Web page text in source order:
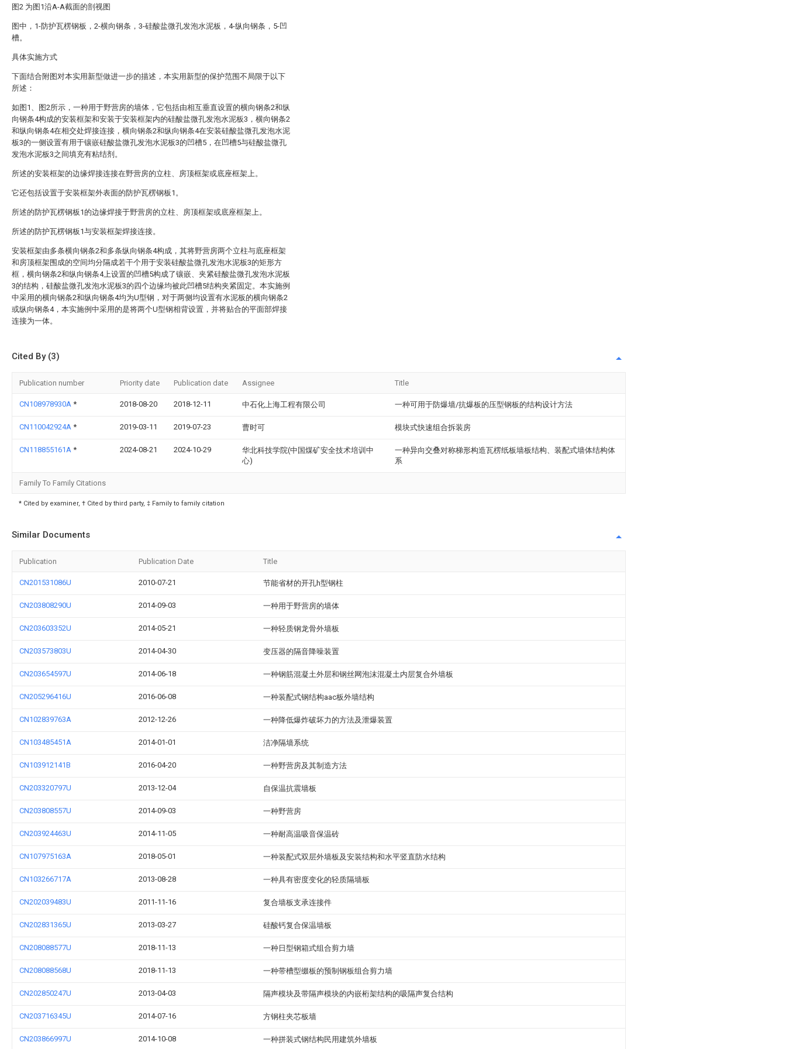
图2 为图1沿A-A截面的剖视图
图中，1-防护瓦楞钢板，2-横向钢条，3-硅酸盐微孔发泡水泥板，4-纵向钢条，5-凹
槽。
具体实施方式
下面结合附图对本实用新型做进一步的描述，本实用新型的保护范围不局限于以下
所述：
如图1、图2所示，一种用于野营房的墙体，它包括由相互垂直设置的横向钢条2和纵
向钢条4构成的安装框架和安装于安装框架内的硅酸盐微孔发泡水泥板3，横向钢条2
和纵向钢条4在相交处焊接连接，横向钢条2和纵向钢条4在安装硅酸盐微孔发泡水泥
板3的一侧设置有用于镶嵌硅酸盐微孔发泡水泥板3的凹槽5，在凹槽5与硅酸盐微孔
发泡水泥板3之间填充有粘结剂。
所述的安装框架的边缘焊接连接在野营房的立柱、房顶框架或底座框架上。
它还包括设置于安装框架外表面的防护瓦楞钢板1。
所述的防护瓦楞钢板1的边缘焊接于野营房的立柱、房顶框架或底座框架上。
所述的防护瓦楞钢板1与安装框架焊接连接。
安装框架由多条横向钢条2和多条纵向钢条4构成，其将野营房两个立柱与底座框架
和房顶框架围成的空间均分隔成若干个用于安装硅酸盐微孔发泡水泥板3的矩形方
框，横向钢条2和纵向钢条4上设置的凹槽5构成了镶嵌、夹紧硅酸盐微孔发泡水泥板
3的结构，硅酸盐微孔发泡水泥板3的四个边缘均被此凹槽5结构夹紧固定。本实施例
中采用的横向钢条2和纵向钢条4均为U型钢，对于两侧均设置有水泥板的横向钢条2
或纵向钢条4，本实施例中采用的是将两个U型钢相背设置，并将贴合的平面部焊接
连接为一体。
Cited By (3)
Publication number Priority date Publication date Assignee Title
CN108978930A * 2018-08-20 2018-12-11 中石化上海工程有限公司 一种可用于防爆墙/抗爆板的压型钢板的结构设计方法
CN110042924A * 2019-03-11 2019-07-23 曹时可 模块式快速组合拆装房
CN118855161A * 2024-08-21 2024-10-29
华北科技学院(中国煤矿安全技术培训中
心)
一种异向交叠对称梯形构造瓦楞纸板墙板结构、装配式墙体结构体
系
Family To Family Citations
* Cited by examiner, † Cited by third party, ‡ Family to family citation
Similar Documents
Publication Publication Date Title
CN201531086U 2010-07-21 节能省材的开孔h型钢柱
CN203808290U 2014-09-03 一种用于野营房的墙体
CN203603352U 2014-05-21 一种轻质钢龙骨外墙板
CN203573803U 2014-04-30 变压器的隔音降噪装置
CN203654597U 2014-06-18 一种钢筋混凝土外层和钢丝网泡沫混凝土内层复合外墙板
CN205296416U 2016-06-08 一种装配式钢结构aac板外墙结构
CN102839763A 2012-12-26 一种降低爆炸破坏力的方法及泄爆装置
CN103485451A 2014-01-01 洁净隔墙系统
CN103912141B 2016-04-20 一种野营房及其制造方法
CN203320797U 2013-12-04 自保温抗震墙板
CN203808557U 2014-09-03 一种野营房
CN203924463U 2014-11-05 一种耐高温吸音保温砖
CN107975163A 2018-05-01 一种装配式双层外墙板及安装结构和水平竖直防水结构
CN103266717A 2013-08-28 一种具有密度变化的轻质隔墙板
CN202039483U 2011-11-16 复合墙板支承连接件
CN202831365U 2013-03-27 硅酸钙复合保温墙板
CN208088577U 2018-11-13 一种日型钢箱式组合剪力墙
CN208088568U 2018-11-13 一种带槽型缀板的预制钢板组合剪力墙
CN202850247U 2013-04-03 隔声模块及带隔声模块的内嵌桁架结构的吸隔声复合结构
CN203716345U 2014-07-16 方钢柱夹芯板墙
CN203866997U 2014-10-08 一种拼装式钢结构民用建筑外墙板